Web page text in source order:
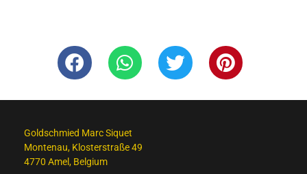
Goldschmied Marc Siquet
Montenau, Klosterstraße 49
4770 Amel, Belgium